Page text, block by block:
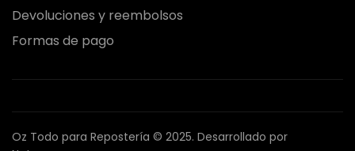
Devoluciones y reembolsos
Formas de pago
Oz Todo para Repostería © 2025. Desarrollado por